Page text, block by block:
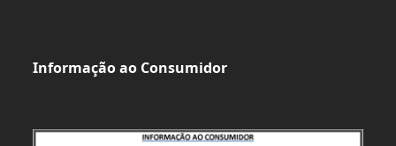
Informação ao Consumidor